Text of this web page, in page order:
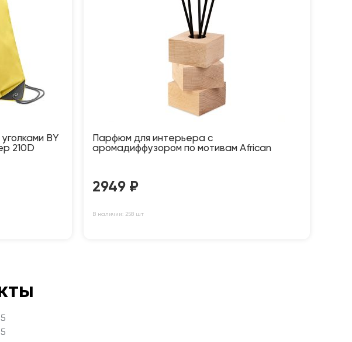
BY
210D
Парфюм для интерьера с
аромадиффузором по мотивам African
2949 ₽
В наличии: 258 шт